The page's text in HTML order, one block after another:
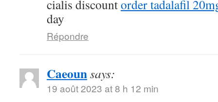
cialis discountorder tadalafil
day
Répondre
Caeounsays:
19 août 2023 at 8 h 12 min